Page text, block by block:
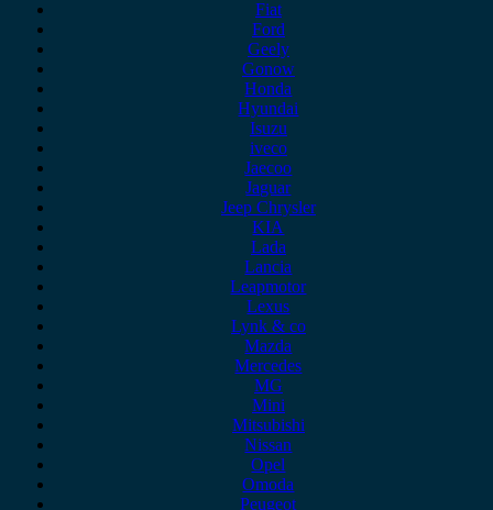
Fiat
Ford
Geely
Gonow
Honda
Hyundai
Isuzu
iveco
Jaecoo
Jaguar
Jeep Chrysler
KIA
Lada
Lancia
Leapmotor
Lexus
Lynk & co
Mazda
Mercedes
MG
Mini
Mitsubishi
Nissan
Opel
Omoda
Peugeot